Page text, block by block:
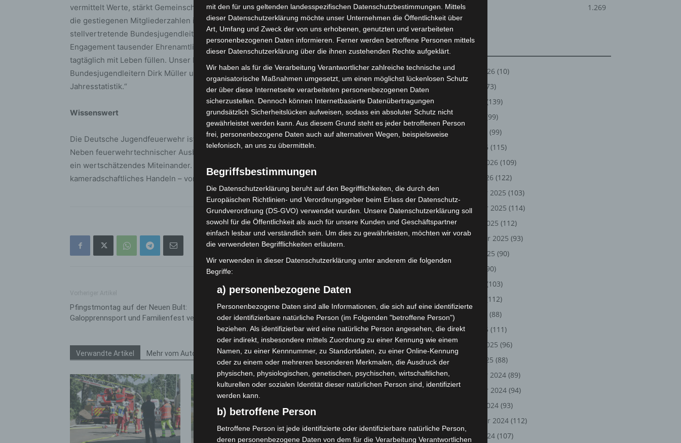
vermittelt Werte, stärkt Gemeinschaft und schafft Perspektiven. Umso mehr freuen wir uns über
die gestiegenen Mitgliederzahlen insbesondere im Bereich der Kindergruppen,“ erklärt der
stellvertretende Bundesjugendleiter Moritz Salomon. „Dieser Erfolg ist dem unermüdlichen
Engagement tausender Ehrenamtlicher zu verdanken, die die Jugend- und Nachwuchsarbeit
tagtäglich mit Leben füllen. Unser besonderer Dank gilt auch den ehemaligen stellvertretenden
Bundesjugendleitern Dirk Müller und Andreas Huhn für die Unterstützung bei der Erstellung der
Jahresstatistik.“
Wissenswert
Die Deutsche Jugendfeuerwehr ist die Jugendorganisation im Deutschen Feuerwehrverband.
Neben feuerwehrtechnischer Ausbildung fördert sie soziale Kompetenzen, Mitbestimmung und
ein wertschätzendes Miteinander. Die Gemeinschaft steht für Spaß, Vielfalt, Engagement und
kameradschaftliches Handeln – von Anfang an.
Pfingstmontag auf der Neuen Bult:
Galopprennsport und Familienfest vereint
Motorraddiebstahl in Langenhagen: Polizei bittet
um Zeugenhinweise
Verwandte Artikel Mehr vom Autor
Welt
1.269
August 2026 (10)
(73)
(139)
(99)
(99)
März 2026 (115)
Februar 2026 (109)
Januar 2026 (122)
Dezember 2025 (103)
November 2025 (114)
Oktober 2025 (112)
September 2025 (93)
August 2025 (90)
(90)
(103)
(112)
April 2025
(88)
März 2025 (111)
Februar 2025 (96)
Januar 2025 (88)
Dezember 2024 (89)
November 2024 (94)
Oktober 2024 (93)
September 2024 (112)
August 2024 (107)
mit den für uns geltenden landesspezifischen Datenschutzbestimmungen. Mittels
dieser Datenschutzerklärung möchte unser Unternehmen die Öffentlichkeit über
Art, Umfang und Zweck der von uns erhobenen, genutzten und verarbeiteten
personenbezogenen Daten informieren. Ferner werden betroffene Personen mittels
dieser Datenschutzerklärung über die ihnen zustehenden Rechte aufgeklärt.
Wir haben als für die Verarbeitung Verantwortlicher zahlreiche technische und
organisatorische Maßnahmen umgesetzt, um einen möglichst lückenlosen Schutz
der über diese Internetseite verarbeiteten personenbezogenen Daten
sicherzustellen. Dennoch können Internetbasierte Datenübertragungen
grundsätzlich Sicherheitslücken aufweisen, sodass ein absoluter Schutz nicht
gewährleistet werden kann. Aus diesem Grund steht es jeder betroffenen Person
frei, personenbezogene Daten auch auf alternativen Wegen, beispielsweise
telefonisch, an uns zu übermitteln.
Begriffsbestimmungen
Die Datenschutzerklärung beruht auf den Begrifflichkeiten, die durch den
Europäischen Richtlinien- und Verordnungsgeber beim Erlass der Datenschutz-
Grundverordnung (DS-GVO) verwendet wurden. Unsere Datenschutzerklärung soll
sowohl für die Öffentlichkeit als auch für unsere Kunden und Geschäftspartner
einfach lesbar und verständlich sein. Um dies zu gewährleisten, möchten wir vorab
die verwendeten Begrifflichkeiten erläutern.
Wir verwenden in dieser Datenschutzerklärung unter anderem die folgenden
Begriffe:
a) personenbezogene Daten
Personenbezogene Daten sind alle Informationen, die sich auf eine identifizierte
oder identifizierbare natürliche Person (im Folgenden "betroffene Person")
beziehen. Als identifizierbar wird eine natürliche Person angesehen, die direkt
oder indirekt, insbesondere mittels Zuordnung zu einer Kennung wie einem
Namen, zu einer Kennnummer, zu Standortdaten, zu einer Online-Kennung
oder zu einem oder mehreren besonderen Merkmalen, die Ausdruck der
physischen, physiologischen, genetischen, psychischen, wirtschaftlichen,
kulturellen oder sozialen Identität dieser natürlichen Person sind, identifiziert
werden kann.
b) betroffene Person
Betroffene Person ist jede identifizierte oder identifizierbare natürliche Person,
deren personenbezogene Daten von dem für die Verarbeitung Verantwortlichen